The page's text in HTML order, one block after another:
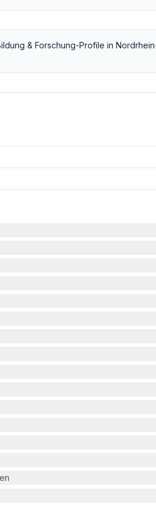
& Forschung-Profile in